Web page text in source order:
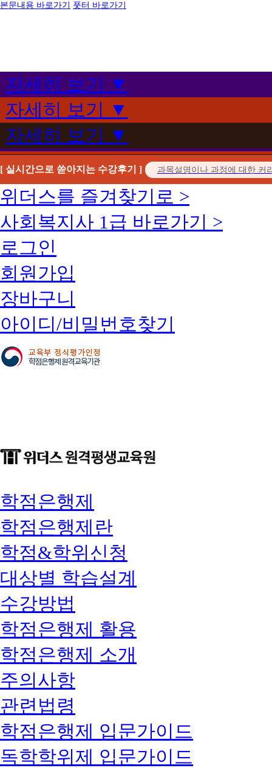
본문내용 바로가기 풋터 바로가기
자세히 보기 ▼
자세히 보기 ▼
자세히 보기 ▼
[ 실시간으로 쏟아지는 수강후기 ]
위더스를 즐겨찾기로 >
사회복지사 1급 바로가기 >
로그인
회원가입
장바구니
아이디/비밀번호찾기
학점은행제
학점은행제란
학점&학위신청
대상별 학습설계
수강방법
학점은행제 활용
학점은행제 소개
주의사항
관련법령
학점은행제 입문가이드
독학학위제 입문가이드